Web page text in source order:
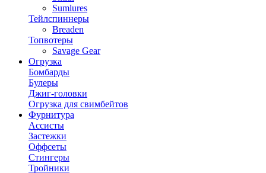
Sumlures
Тейлспиннеры
Breaden
Топвотеры
Savage Gear
Огрузка
Бомбарды
Булеры
Джиг-головки
Огрузка для свимбейтов
Фурнитура
Ассисты
Застежки
Оффсеты
Стингеры
Тройники